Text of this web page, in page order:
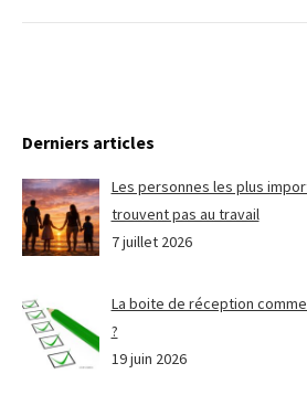
Derniers articles
Les personnes les plus
trouvent pas au travail
7 juillet 2026
La boite de réception
?
19 juin 2026